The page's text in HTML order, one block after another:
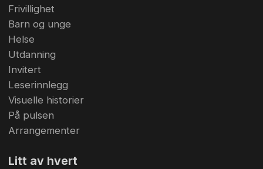
Frivillighet
Barn og unge
Helse
Utdanning
Invitert
Leserinnlegg
Visuelle historier
På pulsen
Arrangementer
Litt av hvert